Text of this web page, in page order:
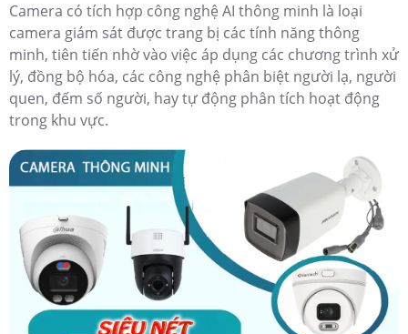
Camera có tích hợp công nghệ AI thông minh là loại
camera giám sát được trang bị các tính năng thông
minh, tiên tiến nhờ vào việc áp dụng các chương trình xử
lý, đồng bộ hóa, các công nghệ phân biệt người lạ, người
quen, đếm số người, hay tự động phân tích hoạt động
trong khu vực.